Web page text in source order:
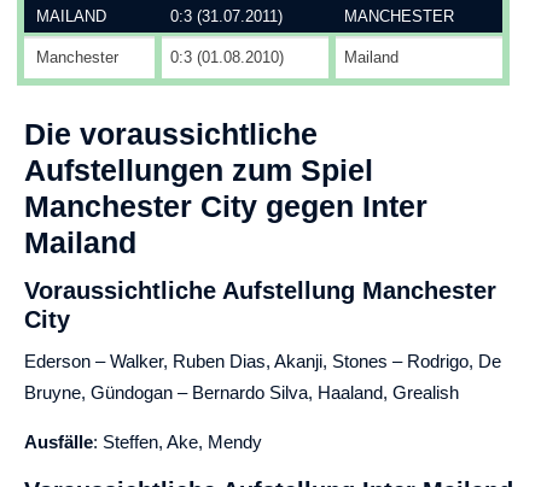
MAILAND 0:3 (31.07.2011) MANCHESTER
Manchester 0:3 (01.08.2010) Mailand
Die voraussichtliche
Aufstellungen zum Spiel
Manchester City gegen Inter
Mailand
Voraussichtliche Aufstellung Manchester
City
Ederson – Walker, Ruben Dias, Akanji, Stones – Rodrigo, De
Bruyne, Gündogan – Bernardo Silva, Haaland, Grealish
Ausfälle: Steffen, Ake, Mendy